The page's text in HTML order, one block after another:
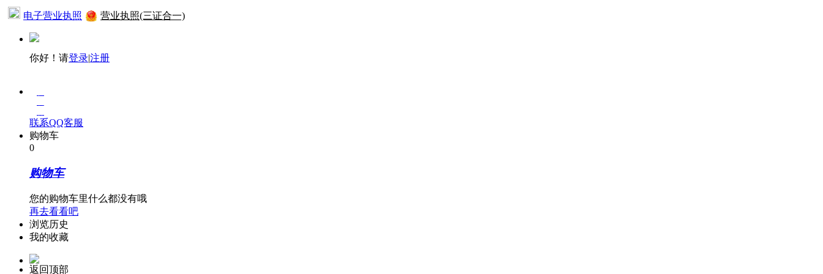
电子营业执照 营业执照(三证合一)
你好！请登录注册
服
联系QQ客服
购物车
0
购物车
您的购物车里什么都没有哦
再去看看吧
浏览历史
我的收藏
返回顶部